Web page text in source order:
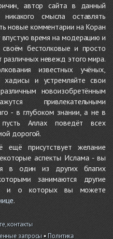
автор сайта в данный
смысла оставлять
новые комментарии на Коран
время на модерацию и
бестолковые и просто
невежд этого мира.
известных учёных,
и устремляйте свои
новоизобретённым
привлекательными
- в глубоком знании, а не в
Аллах поведёт всех
дорогой.
ещё присутствует желание
аспекты Ислама - вы
в один из других благих
занимаются другие
и о которых вы можете
.
контакты
запросы •Политика